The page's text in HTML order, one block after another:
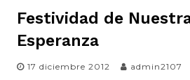
Festividad de
Esperanza
17 diciembre 2012 admin2107